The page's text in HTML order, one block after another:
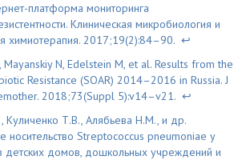
платформа мониторинга
Клиническая микробиология и
химиотерапия. 2017;19(2):84–90. ↩
Mayanskiy N, Edelstein M, et al. Results from the
Resistance (SOAR) 2014–2016 in Russia. J
2018;73(Suppl 5):v14–v21. ↩
Куличенко Т.В., Алябьева Н.М., и др.
носительство Streptococcus pneumoniae у
детских домов, дошкольных учреждений и